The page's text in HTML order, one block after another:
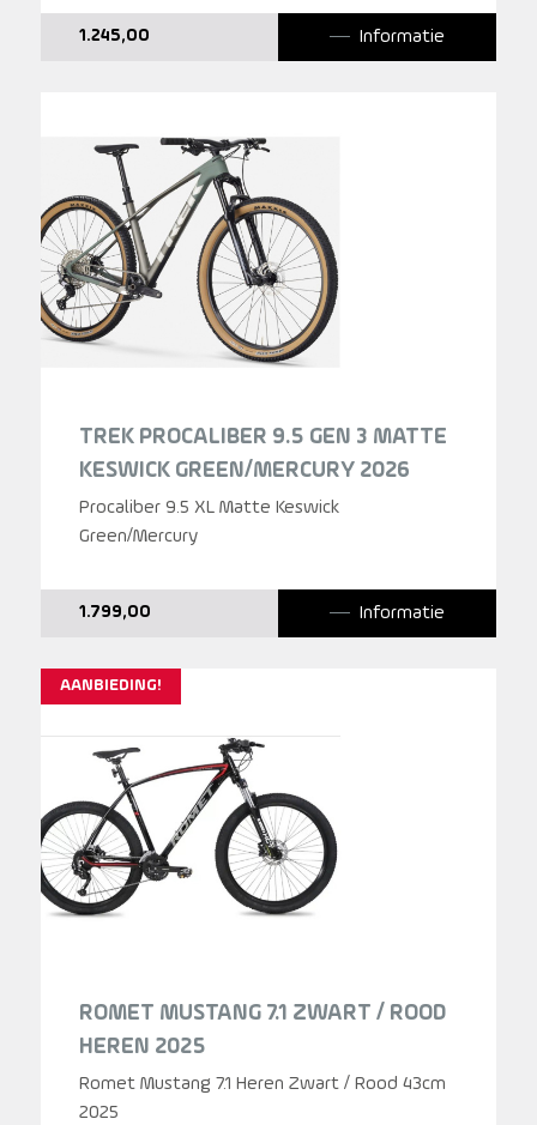
1.245,00 Informatie
TREK PROCALIBER 9.5 GEN 3 MATTE
KESWICK GREEN/MERCURY 2026
Procaliber 9.5 XL Matte Keswick
Green/Mercury
1.799,00 Informatie
AANBIEDING!
ROMET MUSTANG 7.1 ZWART / ROOD
HEREN 2025
Romet Mustang 7.1 Heren Zwart / Rood 43cm
2025